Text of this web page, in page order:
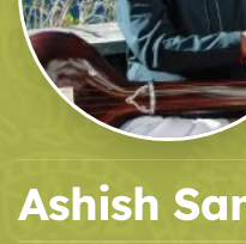
Ashish